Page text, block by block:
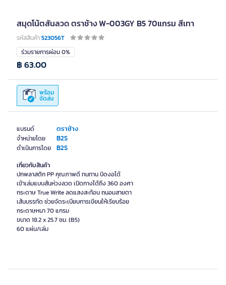
สมุดโน้ตสันลวด ตราช้าง W-003GY B5 70แกรม สีเทา
รหัสสินค้า523056T
แบรนด์ ตราช้าง
จำหน่ายโดย B2S
ดำเนินการโดย B2S
ร่วมรายการผ่อน 0%
พร้อม
จัดส่ง
฿ 63.00
เกี่ยวกับสินค้า
ปกพลาสติก PP คุณภาพดี ทนทาน บิดงอได้
เข้าเล่มแบบสันห่วงลวด เปิดกางได้ถึง 360 องศา
กระดาษ True Write ลดแสงสะท้อน ถนอมสายตา
เส้นบรรทัด ช่วยจัดระเบียบการเขียนให้เรียบร้อย
กระดาษหนา 70 แกรม
ขนาด 18.2 x 25.7 ซม. (B5)
60 แผ่น/เล่ม